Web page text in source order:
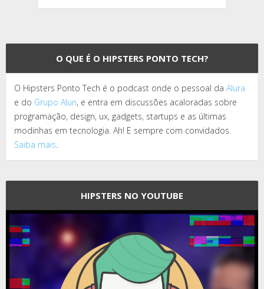
O QUE É O HIPSTERS PONTO TECH?
O Hipsters Ponto Tech é o podcast onde o pessoal da Alura
e do Grupo Alun, e entra em discussões acaloradas sobre
programação, design, ux, gadgets, startups e as últimas
modinhas em tecnologia. Ah! E sempre com convidados.
Saiba mais.
HIPSTERS NO YOUTUBE